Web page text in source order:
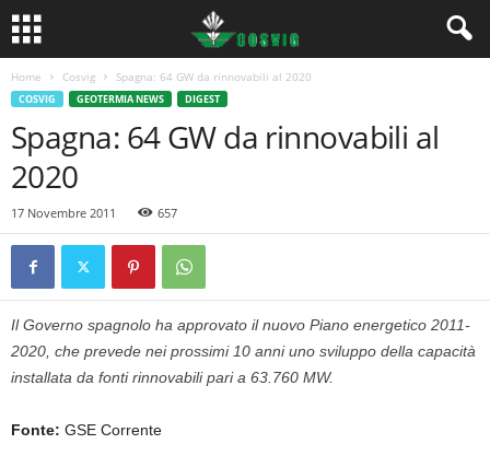
Home Cosvig Spagna: 64 GW da rinnovabili al 2020
COSVIG GEOTERMIA NEWS DIGEST
Spagna: 64 GW da rinnovabili al
2020
17 Novembre 2011 657
Il Governo spagnolo ha approvato il nuovo Piano energetico 2011-
2020, che prevede nei prossimi 10 anni uno sviluppo della capacità
installata da fonti rinnovabili pari a 63.760 MW.
Fonte: GSE Corrente